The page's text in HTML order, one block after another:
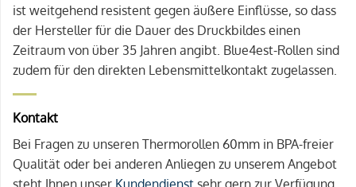
ist weitgehend resistent gegen äußere Einflüsse, so dass
der Hersteller für die Dauer des Druckbildes einen
Zeitraum von über 35 Jahren angibt. Blue4est-Rollen sind
zudem für den direkten Lebensmittelkontakt zugelassen.
Kontakt
Bei Fragen zu unseren Thermorollen 60mm in BPA-freier
Qualität oder bei anderen Anliegen zu unserem Angebot
steht Ihnen unser Kundendienst sehr gern zur Verfügung.